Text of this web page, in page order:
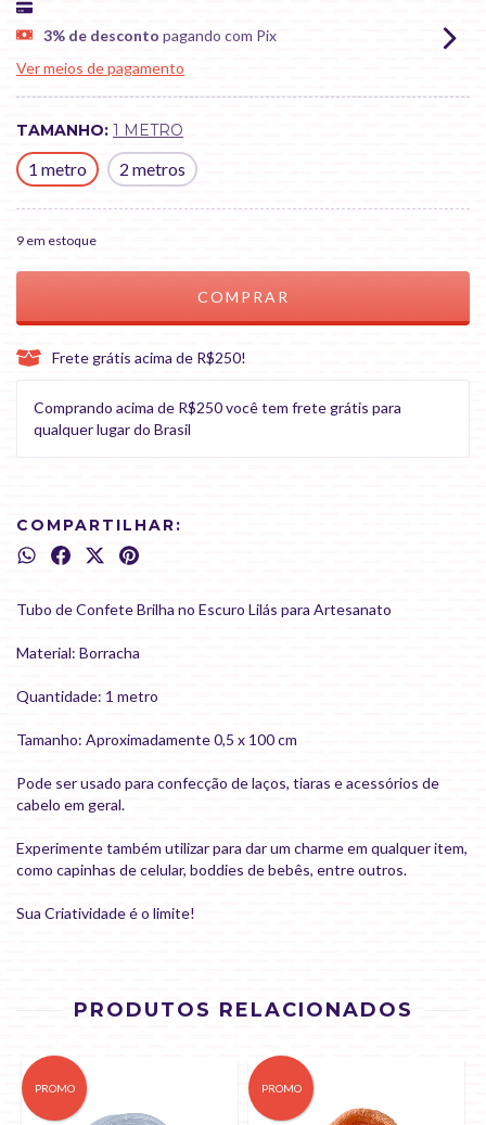
3% de desconto pagando com Pix
Ver meios de pagamento
TAMANHO: 1 METRO
1 metro 2 metros
9 em estoque
Frete grátis acima de R$250!
Comprando acima de R$250 você tem frete grátis para
qualquer lugar do Brasil
COMPARTILHAR:
Tubo de Confete Brilha no Escuro Lilás para Artesanato
Material: Borracha
Quantidade: 1 metro
Tamanho: Aproximadamente 0,5 x 100 cm
Pode ser usado para confecção de laços, tiaras e acessórios de
cabelo em geral.
Experimente também utilizar para dar um charme em qualquer item,
como capinhas de celular, boddies de bebês, entre outros.
Sua Criatividade é o limite!
PRODUTOS RELACIONADOS
PROMO PROMO